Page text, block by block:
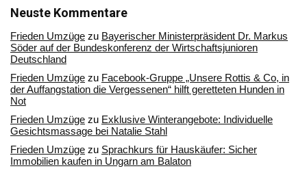
Archiv
Neuste Kommentare
Frieden Umzüge zu Bayerischer Ministerpräsident Dr. Markus
Söder auf der Bundeskonferenz der Wirtschaftsjunioren
Deutschland
Frieden Umzüge zu Facebook-Gruppe „Unsere Rottis & Co, in
der Auffangstation die Vergessenen“ hilft geretteten Hunden in
Not
Frieden Umzüge zu Exklusive Winterangebote: Individuelle
Gesichtsmassage bei Natalie Stahl
Frieden Umzüge zu Sprachkurs für Hauskäufer: Sicher
Immobilien kaufen in Ungarn am Balaton